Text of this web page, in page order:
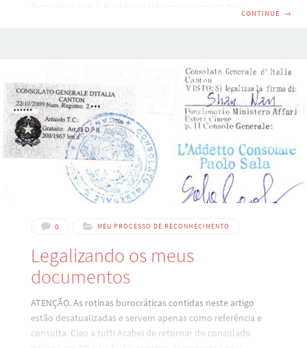
DE MIGRAÇÃO ITÁLIA-BRASIL CERTIFICADO DE DIREITO À
ASSISTÊNCIA MÉDICA PROTOCOLLO AGGIUNTIVO ALL
´ACORDO DI EMIGRAZIONE ITALIA-BRASILE
CONTINUE →
0 MEU PROCESSO DE RECONHECIMENTO
Legalizando os meus
documentos
ATENÇÃO. As rotinas burocráticas contidas neste artigo
estão desatualizadas e servem apenas como referência e
consulta. Ciao a tutti Acabei de retornar do consulado